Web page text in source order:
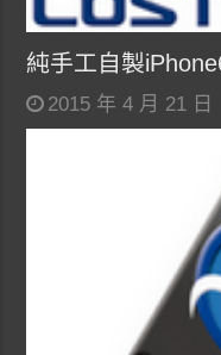
純手工自製
2015 年 4 月 21 日